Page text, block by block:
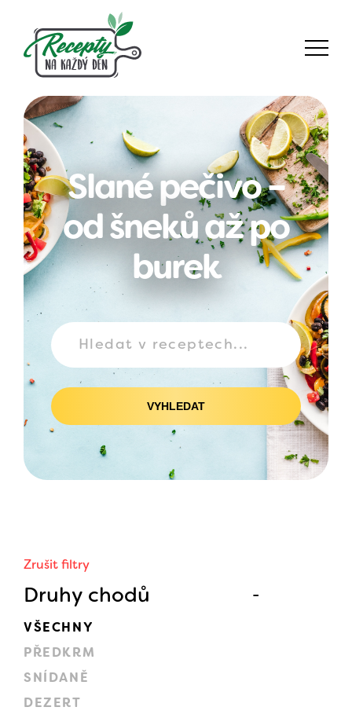
Slané pečivo –
od šneků až po
burek
VYHLEDAT
Zrušit filtry
Druhy chodů
VŠECHNY
PŘEDKRM
SNÍDANĚ
DEZERT